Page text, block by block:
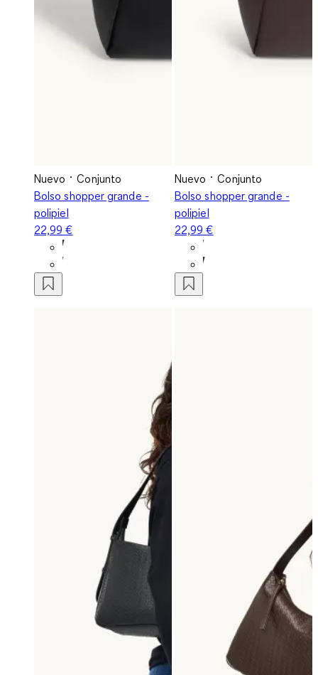
Nuevo
Conjunto
Bolso shopper grande -
polipiel
22,99 €
Nuevo
Conjunto
Bolso shopper grande -
polipiel
22,99 €